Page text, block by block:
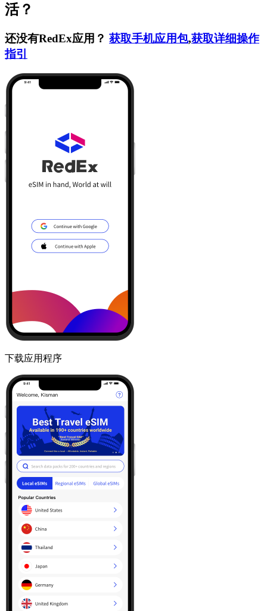
活？
还没有RedEx应用？ 获取手机应用包,获取详细操作
指引
下载应用程序